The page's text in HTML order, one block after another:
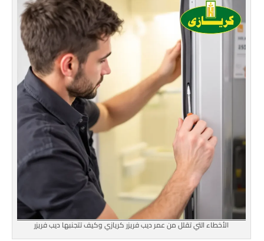
الأخطاء التي تقلل من عمر ديب فريزر كريازي وكيف تتجنبها ديب فريزر